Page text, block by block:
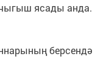
ясады анда.
берсендә